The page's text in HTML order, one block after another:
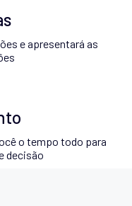
e apresentará as
o tempo todo para
decisão